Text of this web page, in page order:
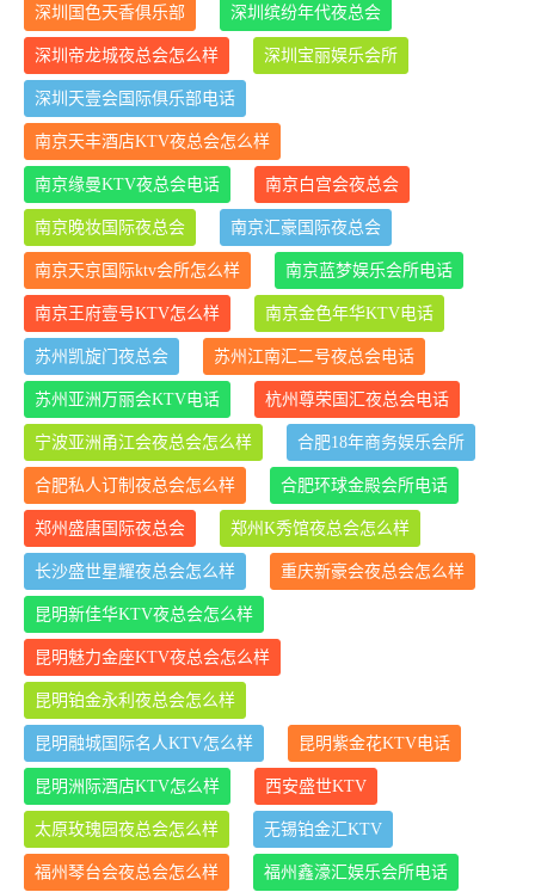
深圳国色天香俱乐部 深圳缤纷年代夜总会
深圳帝龙城夜总会怎么样 深圳宝丽娱乐会所
深圳天壹会国际俱乐部电话
南京天丰酒店KTV夜总会怎么样
南京缘曼KTV夜总会电话 南京白宫会夜总会
南京晚妆国际夜总会 南京汇豪国际夜总会
南京天京国际ktv会所怎么样 南京蓝梦娱乐会所电话
南京王府壹号KTV怎么样 南京金色年华KTV电话
苏州凯旋门夜总会 苏州江南汇二号夜总会电话
苏州亚洲万丽会KTV电话 杭州尊荣国汇夜总会电话
宁波亚洲甬江会夜总会怎么样 合肥18年商务娱乐会所
合肥私人订制夜总会怎么样 合肥环球金殿会所电话
郑州盛唐国际夜总会 郑州K秀馆夜总会怎么样
长沙盛世星耀夜总会怎么样 重庆新豪会夜总会怎么样
昆明新佳华KTV夜总会怎么样
昆明魅力金座KTV夜总会怎么样
昆明铂金永利夜总会怎么样
昆明融城国际名人KTV怎么样 昆明紫金花KTV电话
昆明洲际酒店KTV怎么样 西安盛世KTV
太原玫瑰园夜总会怎么样 无锡铂金汇KTV
福州琴台会夜总会怎么样 福州鑫濠汇娱乐会所电话